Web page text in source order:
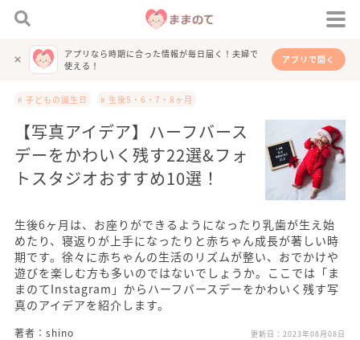
アプリなら時期に合った情報が毎日届く！夫婦で
使える！
アプリで開く
# 子どもの誕生日 # 生後5・6・7・8ヶ月
【写真アイデア】ハーフバース
デーをかわいく残す22選&フォ
トスタジオおすすめ10選！
生後6ヶ月は、お座りができるようになったり乳歯が生え始
めたり、寝返りが上手になったりと赤ちゃん成長が著しい時
期です。徐々に赤ちゃんの生活のリズムが整い、おでかけや
遊びを楽しむ方も多いのではないでしょうか。ここでは「ま
まのてInstagram」からハーフバースデーをかわいく残す写
真のアイデアを紹介します。
著者：shino 更新日： 2023年08月08日